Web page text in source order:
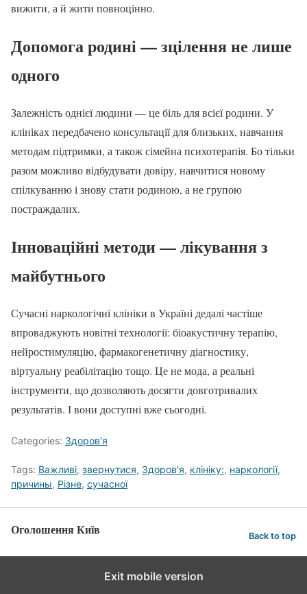
вижити, а й жити повноцінно.
Допомога родині — зцілення не лише
одного
Залежність однієї людини — це біль для всієї родини. У
клініках передбачено консультації для близьких, навчання
методам підтримки, а також сімейна психотерапія. Бо тільки
разом можливо відбудувати довіру, навчитися новому
спілкуванню і знову стати родиною, а не групою
постраждалих.
Інноваційні методи — лікування з
майбутнього
Сучасні наркологічні клініки в Україні дедалі частіше
впроваджують новітні технології: біоакустичну терапію,
нейростимуляцію, фармакогенетичну діагностику,
віртуальну реабілітацію тощо. Це не мода, а реальні
інструменти, що дозволяють досягти довготривалих
результатів. І вони доступні вже сьогодні.
Categories: Здоров'я
Tags: Важливі, звернутися, Здоров'я, клініку:, наркології,
причины, Різне, сучасної
Оголошення Київ Back to top
Exit mobile version